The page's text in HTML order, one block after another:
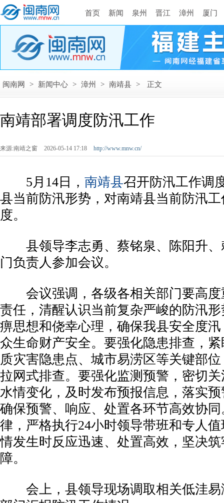
首页 新闻 泉州 晋江 漳州 厦门
闽南网 > 新闻中心 > 漳州 > 南靖县 > 正文
南靖部署调度防汛工作
来源:南靖之窗 2026-05-14 17:18 http://www.mnw.cn/
5月14日， 南靖县召开防汛工作调
县当前防汛形势，对南靖县当前防汛
度。
县领导李志勇、蔡铭泉、陈阳升、
门负责人参加会议。
会议强调，各级各相关部门要高度
责任，清醒认识当前复杂严峻的防汛
痹思想和侥幸心理，确保我县安全度
众生命财产安全。要强化隐患排查，
质灾害隐患点、城市易涝区等关键部
拉网式排查。要强化监测预警，密切
水情变化，及时发布预报信息，落实预
确保预警、响应、处置各环节高效协
律，严格执行24小时领导带班和专人
情发生时反应迅速、处置高效，坚决
障。
会上，县领导现场调取相关低洼易